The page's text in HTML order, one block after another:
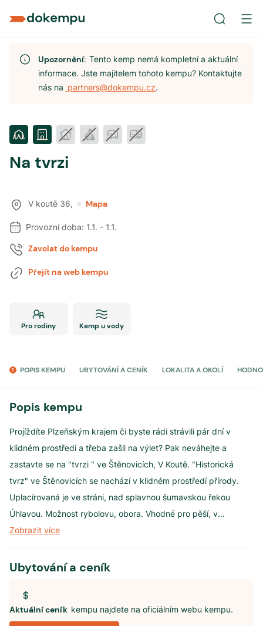
Upozornění:Tento kemp nemá kompletní a aktuální
informace. Jste majitelem tohoto kempu? Kontaktujte
nás na partners@dokempu.cz.
Na tvrzi
V koutě 36, Mapa
Provozní doba: 1.1. - 1.1.
Zavolat do kempu
Přejít na web kempu
Pro rodiny Kemp u vody
POPIS KEMPU UBYTOVÁNÍ A CENÍK LOKALITA A OKOLÍ
Popis kempu
Projíždíte Plzeňským krajem či byste rádi strávili pár dní v
klidném prostředí a třeba zašli na výlet? Pak neváhejte a
zastavte se na "tvrzi " ve Štěnovicích, V Koutě. "Historická
tvrz" ve Štěnovicích se nachází v klidném prostředí přírody.
Uplacírovaná je ve stráni, nad splavnou šumavskou řekou
Úhlavou. Možnost rybolovu, obora. Vhodné pro pěší, v...
Zobrazit více
Ubytování a ceník
Aktuální ceník kempu najdete na oficiálním webu kempu.